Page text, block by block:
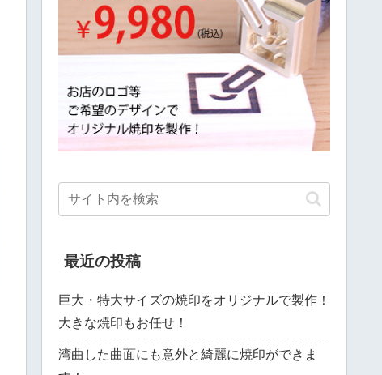
最近の投稿
巨大・特大サイズの焼印をオリジナルで製作！
大きな焼印もお任せ！
湾曲した曲面にも意外と綺麗に焼印ができま